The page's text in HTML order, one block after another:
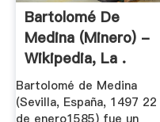
Bartolomé De
Medina (minero) -
Wikipedia, La .
Bartolomé de Medina
(Sevilla, España, 1497 22